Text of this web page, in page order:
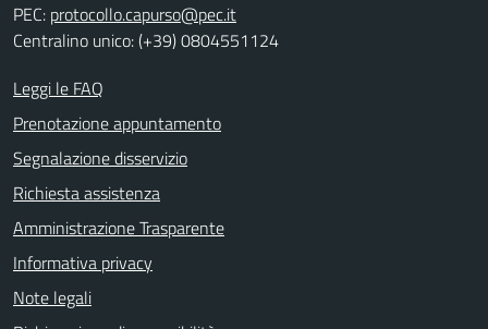
PEC: protocollo.capurso@pec.it
Centralino unico: (+39) 0804551124
Leggi le FAQ
Prenotazione appuntamento
Segnalazione disservizio
Richiesta assistenza
Amministrazione Trasparente
Informativa privacy
Note legali